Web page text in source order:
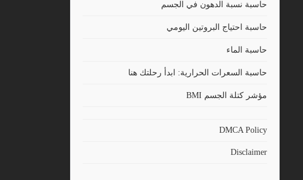
حاسبة نسبة الدهون في الجسم
حاسبة احتياج البروتين اليومي
حاسبة الماء
حاسبة السعرات الحرارية: ابدأ رحلتك هنا
مؤشر كتلة الجسم BMI
DMCA Policy
Disclaimer